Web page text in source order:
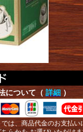
について（ 詳細 ）
は、商品代金のお支払